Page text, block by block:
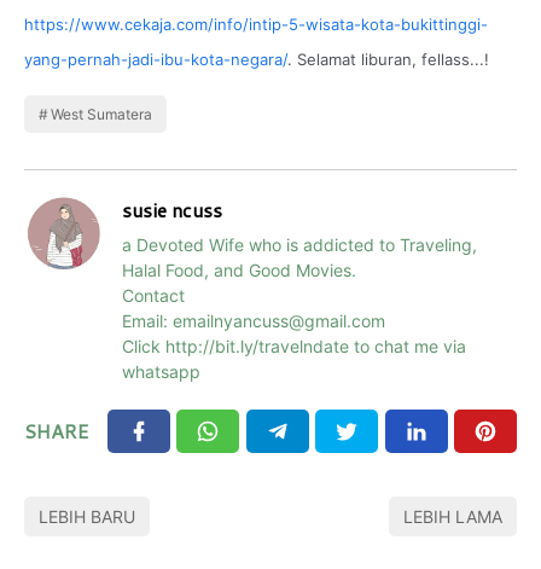
https://www.cekaja.com/info/intip-5-wisata-kota-bukittinggi-
yang-pernah-jadi-ibu-kota-negara/. Selamat liburan, fellass...!
West Sumatera
susie ncuss
a Devoted Wife who is addicted to Traveling,
Halal Food, and Good Movies.
Contact
Email: emailnyancuss@gmail.com
Click http://bit.ly/travelndate to chat me via
whatsapp
SHARE
LEBIH BARU LEBIH LAMA